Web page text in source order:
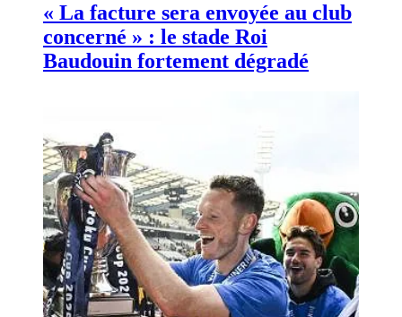
« La facture sera envoyée au club
concerné » : le stade Roi
Baudouin fortement dégradé